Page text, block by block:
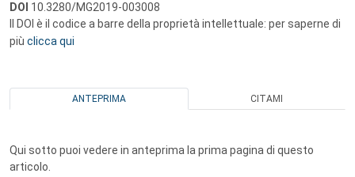
DOI 10.3280/MG2019-003008
Il DOI è il codice a barre della proprietà intellettuale: per saperne di
più clicca qui
ANTEPRIMA CITAMI
Qui sotto puoi vedere in anteprima la prima pagina di questo
articolo.